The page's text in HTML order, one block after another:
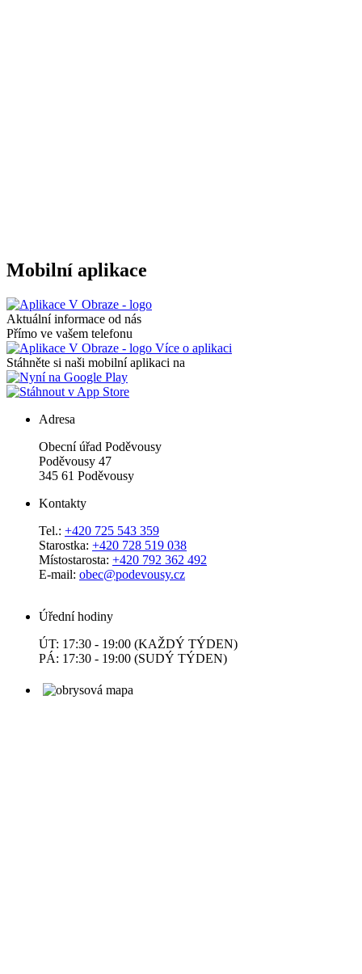
Mobilní aplikace
Aktuální informace od nás
Přímo ve vašem telefonu
Více o aplikaci
Stáhněte si naši mobilní aplikaci na
Adresa
Obecní úřad Poděvousy
Poděvousy 47
345 61 Poděvousy
Kontakty
Tel.: +420 725 543 359
Starostka: +420 728 519 038
Místostarosta: +420 792 362 492
E-mail: obec@podevousy.cz
Úřední hodiny
ÚT: 17:30 - 19:00 (KAŽDÝ TÝDEN)
PÁ: 17:30 - 19:00 (SUDÝ TÝDEN)